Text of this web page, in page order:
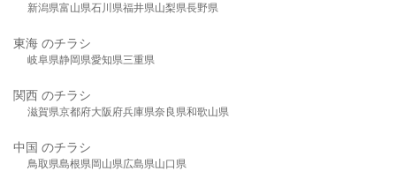
新潟県富山県石川県福井県山梨県長野県
東海 のチラシ
岐阜県静岡県愛知県三重県
関西 のチラシ
滋賀県京都府大阪府兵庫県奈良県和歌山県
中国 のチラシ
鳥取県島根県岡山県広島県山口県